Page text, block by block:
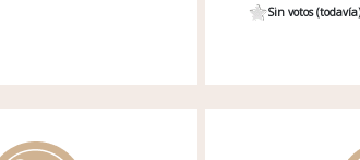
Sin votos (todavía)